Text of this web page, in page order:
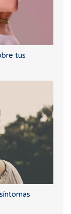
tus